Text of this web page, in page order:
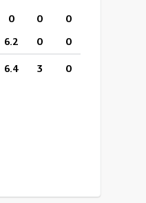
0 0 0
6.2 0 0
6.4 3 0